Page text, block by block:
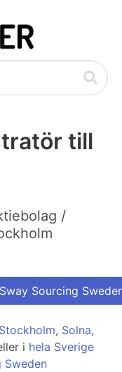
till
/
Sourcing
, Solna,
i hela Sverige
Sweden